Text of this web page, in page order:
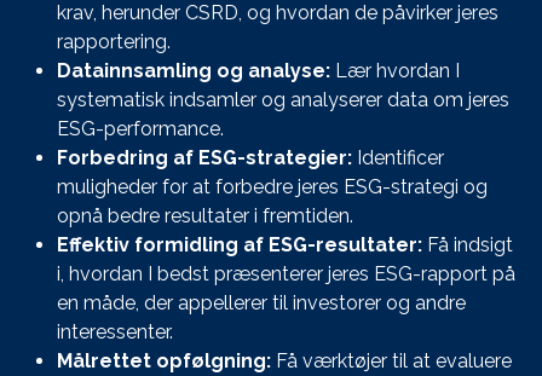
krav, herunder CSRD, og hvordan de påvirker jeres
rapportering.
Datainnsamling og analyse: Lær hvordan I
systematisk indsamler og analyserer data om jeres
ESG-performance.
Forbedring af ESG-strategier: Identificer
muligheder for at forbedre jeres ESG-strategi og
opnå bedre resultater i fremtiden.
Effektiv formidling af ESG-resultater: Få indsigt
i, hvordan I bedst præsenterer jeres ESG-rapport på
en måde, der appellerer til investorer og andre
interessenter.
Målrettet opfølgning: Få værktøjer til at evaluere